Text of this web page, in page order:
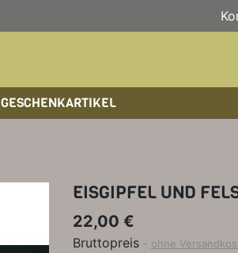
GESCHENKARTIKEL
EISGIPFEL UND
22,00 €
Bruttopreis ohne